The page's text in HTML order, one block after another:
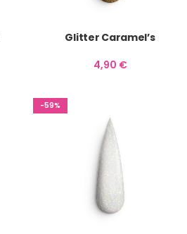
Glitter Caramel’s
4,90 €
-59%